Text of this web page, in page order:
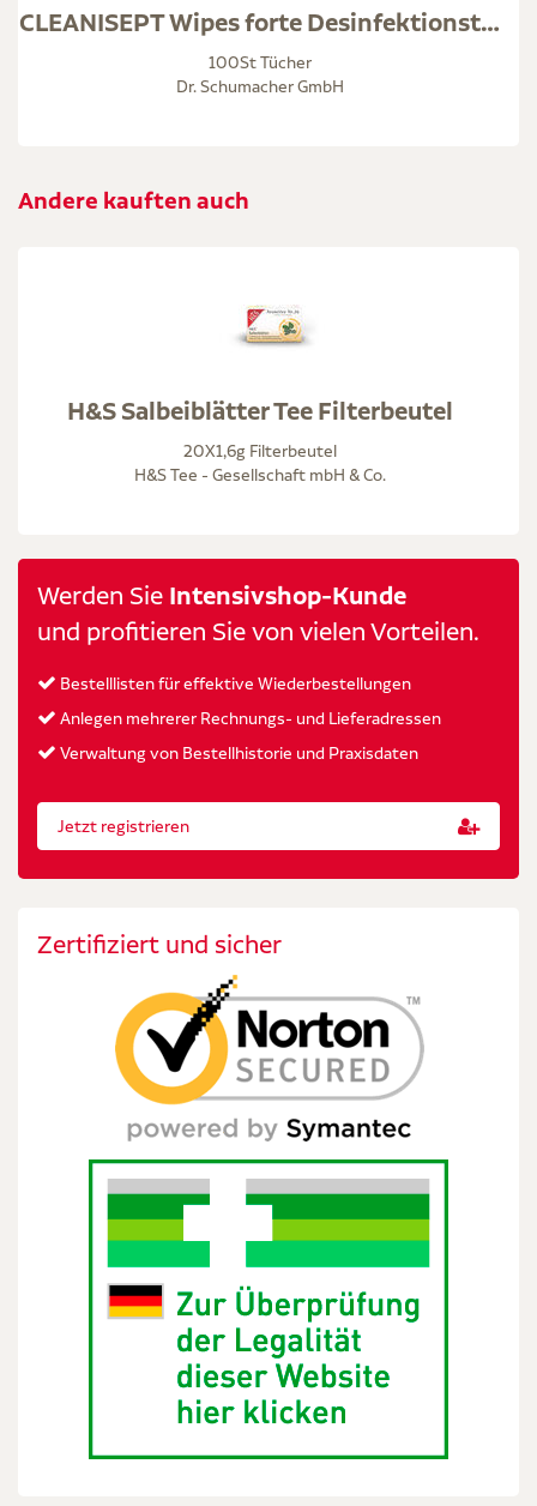
CLEANISEPT Wipes forte Desinfektionstücher
100St Tücher
Dr. Schumacher GmbH
Andere kauften auch
H&S Salbeiblätter Tee Filterbeutel
20X1,6g Filterbeutel
H&S Tee - Gesellschaft mbH & Co.
Werden Sie Intensivshop-Kunde
und profitieren Sie von vielen Vorteilen.
Bestelllisten für effektive Wiederbestellungen
Anlegen mehrerer Rechnungs- und Lieferadressen
Verwaltung von Bestellhistorie und Praxisdaten
Jetzt registrieren
Zertifiziert und sicher